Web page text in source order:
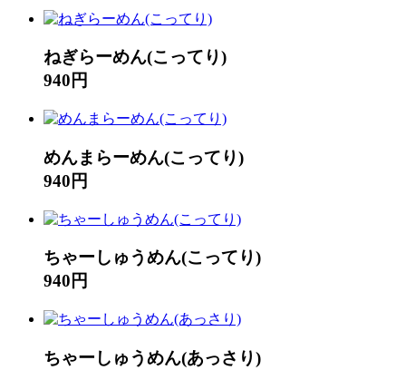
ねぎらーめん(こってり)
940円
めんまらーめん(こってり)
940円
ちゃーしゅうめん(こってり)
940円
ちゃーしゅうめん(あっさり)